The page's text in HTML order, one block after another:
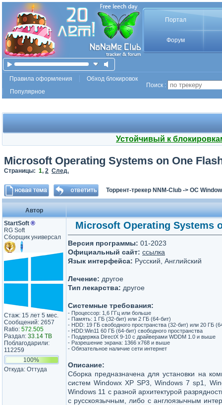
Портал
Форум
Правила оформления
Обход блокировок
Популярное
Поиск :
Устойчивый к
Microsoft Operating Systems on One
Страницы: 1, 2 След.
Торрент-трекер NNM-Club -> ОС
Автор
StartSoft ®
RG Soft
Сборщик универсал
Стаж: 15 лет 5 мес.
Сообщений: 2657
Ratio: 572.505
Раздал: 33.14 TB
Поблагодарили:
112259
100%
Откуда: Оттуда
Microsoft Operating Systems
Версия программы: 01-2023
Официальный сайт: ссылка
Язык интерфейса: Русский, Английский
Лечение: другое
Тип лекарства: другое
Системные требования:
- Процессор: 1,6 ГГц или больше
- Память: 1 ГБ (32-бит) или 2 ГБ (64-бит)
- HDD: 19 ГБ свободного пространства (32-бит) или 20 ГБ
- HDD:Win11 60 ГБ (64-бит) свободного пространства
- Поддержка DirectX 9-10 с драйверами WDDM 1.0 и выше
- Разрешение экрана: 1366 x768 и выше
- Обязательное наличие сети интернет
Описание:
Сборка предназначена для установки на
систем Windowx XP SP3, Windows 7 sp1,
Windows 11 с разной архитектурой
с русскоязычным, либо с англоязычным